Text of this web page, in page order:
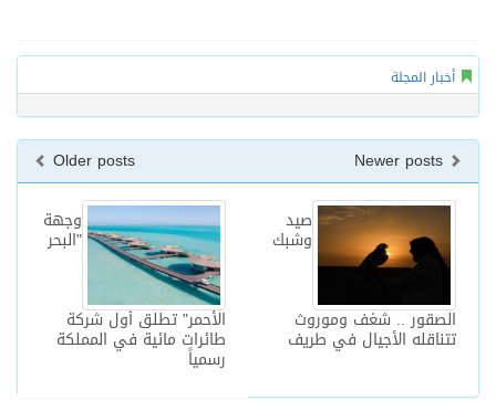
أخبار المجلة
Older posts
وجهة
"البحر
الأحمر" تطلق أول شركة
طائرات مائية في المملكة
رسمياً
صيد
وشبك
الصقور .. شغف وموروث
تتناقله الأجيال في طريف